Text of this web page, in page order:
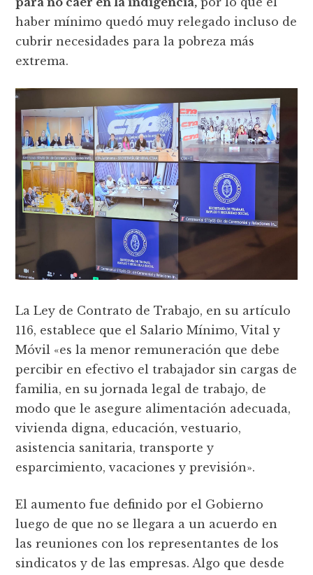
haber mínimo quedó muy relegado incluso de
cubrir necesidades para la pobreza más
extrema.
La Ley de Contrato de Trabajo, en su artículo
116, establece que el Salario Mínimo, Vital y
Móvil «es la menor remuneración que debe
percibir en efectivo el trabajador sin cargas de
familia, en su jornada legal de trabajo, de
modo que le asegure alimentación adecuada,
vivienda digna, educación, vestuario,
asistencia sanitaria, transporte y
esparcimiento, vacaciones y previsión».
El aumento fue definido por el Gobierno
luego de que no se llegara a un acuerdo en
las reuniones con los representantes de los
sindicatos y de las empresas. Algo que desde